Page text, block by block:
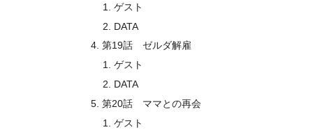
ゲスト
DATA
第19話 ゼルダ解雇
ゲスト
DATA
第20話 ママとの再会
ゲスト